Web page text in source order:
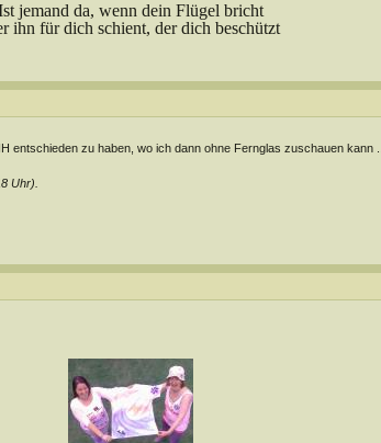
jemand da, wenn dein Flügel bricht
ihn für dich schient, der dich beschützt
entschieden zu haben, wo ich dann ohne Fernglas zuschauen kann ...
Uhr).